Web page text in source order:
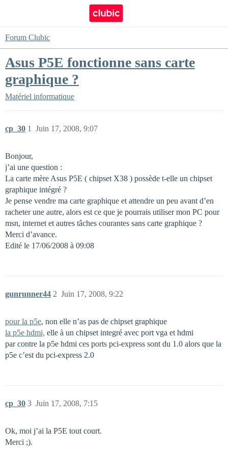
Forum Clubic
Asus P5E fonctionne sans carte
graphique ?
Matériel informatique
cp_30 Juin 17, 2008, 9:07
1
Bonjour,
j’ai une question :
La carte mère Asus P5E ( chipset X38 ) possède t-elle un chipset
graphique intégré ?
Je pense vendre ma carte graphique et attendre un peu avant d’en
racheter une autre, alors est ce que je pourrais utiliser mon PC pour
msn, internet et autres tâches courantes sans carte graphique ?
Merci d’avance.
Edité le 17/06/2008 à 09:08
gunrunner44 Juin 17, 2008, 9:22
2
pour la p5e, non elle n’as pas de chipset graphique
la p5e hdmi, elle à un chipset integré avec port vga et hdmi
par contre la p5e hdmi ces ports pci-express sont du 1.0 alors que la
p5e c’est du pci-express 2.0
cp_30 Juin 17, 2008, 7:15
3
Ok, moi j’ai la P5E tout court.
Merci ;).